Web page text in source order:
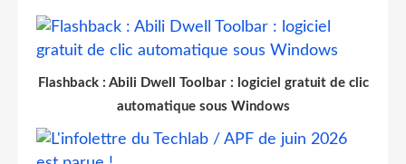
Flashback : Abili Dwell Toolbar : logiciel gratuit de clic
automatique sous Windows